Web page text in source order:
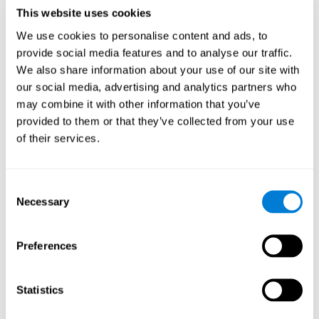
This website uses cookies
We use cookies to personalise content and ads, to
provide social media features and to analyse our traffic.
We also share information about your use of our site with
our social media, advertising and analytics partners who
may combine it with other information that you’ve
provided to them or that they’ve collected from your use
of their services.
Selection
Necessary
Preferences
Statistics
yeteneklerde daha fazla beceri gerektirecek ve onları teşvik
belirlemelerine yardımcı olur.
Akıl oyunu “Fruit Frenzy” bilişsel
becerilerimi nasıl geliştirir?
"Fruit Frenzy" oynamak, belirli bir nöral aktivasyon modelini uyarır.
Bu modeli sürekli olarak tekrarlamak ve eğitmek, sinir
bağlantılarını optimize etmeye yardımcı olabilir ve sinir
devrelerinin zayıflamış veya hasar görmüş bilişsel işlevleri yeniden
egzersizlerine yardımcı olur. Bu becerileri sürekli olarak uyarmak,
yeni sinapslar oluşturmaya ve bilişsel işlevleri geliştirmeye
Bilişsel yeteneklerimi
geliştirmediğimde ne olur?
Beynimiz, sinir kaynaklarını düzenli olarak kullanmadığı işlevler
için saklama eğilimindedir. Bu nedenle, bir bilişsel beceri normal